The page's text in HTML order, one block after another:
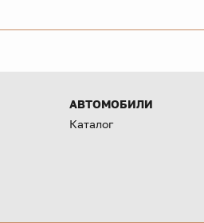
АВТОМОБИЛИ
Каталог